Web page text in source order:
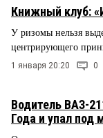
СТИЛЬ ЖИЗНИ
Книжный клуб:
У ризомы нельзя
центрирующего
1 января 20:20 0
Водитель ВАЗ-
Года и упал под